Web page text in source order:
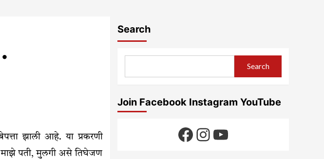
झाली आहे. या प्रकरणी
माझे पती, मुलगी असे तिघेजण
Search
Search
Join Facebook Instagram YouTube
Facebook
Instagram
YouTube